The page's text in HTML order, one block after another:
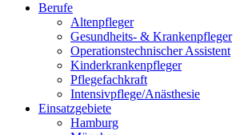
Berufe
Altenpfleger
Gesundheits- & Krankenpfleger
Operationstechnischer Assistent
Kinderkrankenpfleger
Pflegefachkraft
Intensivpflege/Anästhesie
Einsatzgebiete
Hamburg